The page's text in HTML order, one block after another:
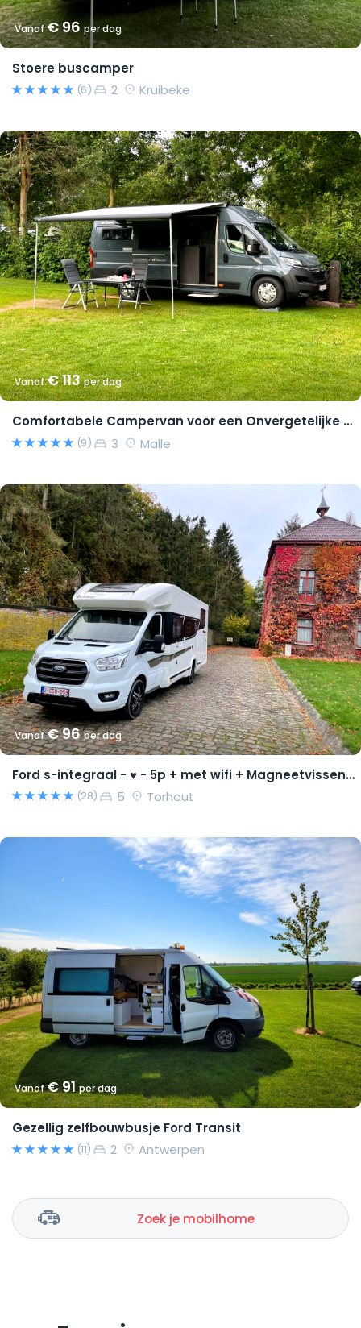
Vanaf€ 96per dag
Stoere buscamper
(6) 2 Kruibeke
Vanaf€ 113per dag
Comfortabele Campervan voor een Onvergetelijke Reis!
(9) 3 Malle
Vanaf€ 96per dag
Ford s-integraal - ♥ - 5p + met wifi + Magneetvissen PRO pakket
(28) 5 Torhout
Vanaf€ 91per dag
Gezellig zelfbouwbusje Ford Transit
(11) 2 Antwerpen
Zoek je mobilhome